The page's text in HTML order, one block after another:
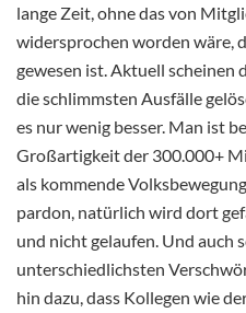
lange Zeit, ohne das von
widersprochen worden wäre,
gewesen ist. Aktuell scheinen
die schlimmsten Ausfälle
es nur wenig besser. Man ist
Großartigkeit der 300.000+
als kommende
pardon, natürlich wird dort
und nicht gelaufen. Und auch
unterschiedlichsten
hin dazu, dass Kollegen wie